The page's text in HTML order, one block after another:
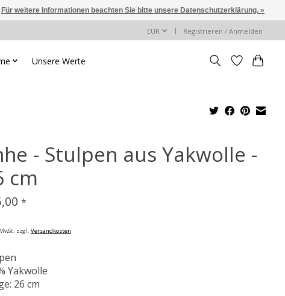
EUR Registrieren / Anmelden
Unsere Werte
- Stulpen aus Yakwolle -
cm
*
zzgl. Versandkosten
Yakwolle
26 cm
Für weitere Informationen beachten Sie bitte unsere Datenschutzerklärung. »